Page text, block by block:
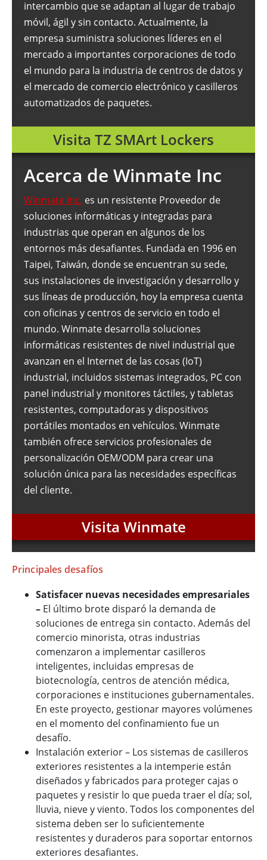
intercambio que se adaptan al lugar de trabajo
móvil, ágil y sin contacto. Actualmente, la
empresa suministra soluciones líderes en el
mercado a importantes corporaciones de todo
el mundo para la industria de centros de datos y
el mercado de comercio electrónico y casilleros
automatizados de paquetes.
Visita TZ SMArt Lockers
Acerca de Winmate Inc
Winmate Inc. es un resistente Proveedor de
soluciones informáticas y integradas para
industrias que operan en algunos de los
entornos más desafiantes. Fundada en 1996 en
Taipei, Taiwán, donde se encuentran su sede,
sus instalaciones de investigación y desarrollo y
sus líneas de producción, hoy la empresa cuenta
con oficinas y centros de servicio en todo el
mundo. Winmate desarrolla soluciones
informáticas resistentes de nivel industrial que
avanzan en el Internet de las cosas (IoT)
industrial, incluidos sistemas integrados, PC con
panel industrial y monitores táctiles, y tabletas
resistentes, computadoras y dispositivos
portátiles montados en vehículos. Winmate
también ofrece servicios profesionales de
personalización OEM/ODM para crear una
solución única para las necesidades específicas
del cliente.
Visita Winmate
Principales desafíos
Satisfacer nuevas necesidades empresariales
– El último brote disparó la demanda de
soluciones de entrega sin contacto. Además del
comercio minorista, otras industrias
comenzaron a implementar casilleros
inteligentes, incluidas empresas de
biotecnología, centros de atención médica,
corporaciones e instituciones gubernamentales.
En este proyecto, gestionar mayores volúmenes
en el momento del confinamiento fue un
desafío.
Instalación exterior – Los sistemas de casilleros
exteriores resistentes a la intemperie están
diseñados y fabricados para proteger cajas o
paquetes y resistir lo que pueda traer el día; sol,
lluvia, nieve y viento. Todos los componentes del
sistema deben ser lo suficientemente
resistentes y duraderos para soportar entornos
exteriores desafiantes.